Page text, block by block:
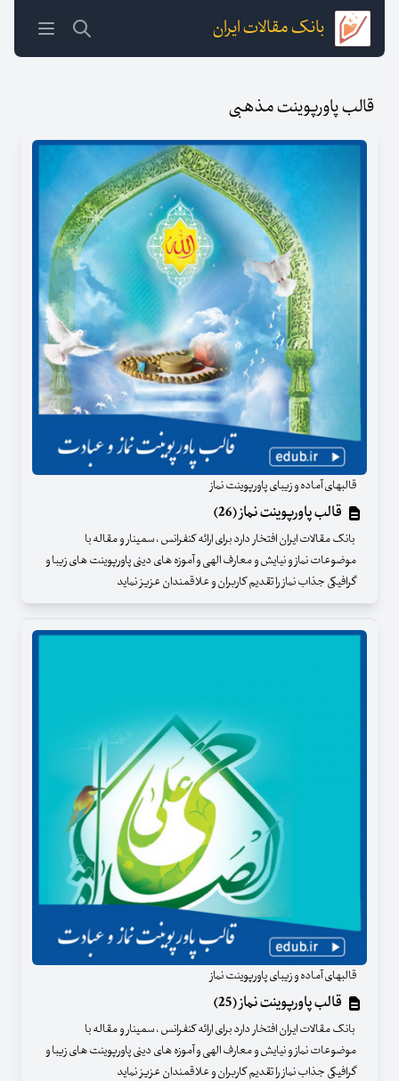
بانک مقالات ایران
قالب پاورپوینت مذهبی
قالبهای آماده و زیبای پاورپوینت نماز
قالب پاورپوینت نماز (26)
بانک مقالات ایران افتخار دارد برای ارائه کنفرانس ، سمینار و مقاله با
موضوعات نماز و نیایش و معارف الهی و آموزه های دینی پاورپوینت های زیبا و
گرافیکی جذاب نماز را تقدیم کاربران و علاقمندان عزیز نماید
قالبهای آماده و زیبای پاورپوینت نماز
قالب پاورپوینت نماز (25)
بانک مقالات ایران افتخار دارد برای ارائه کنفرانس ، سمینار و مقاله با
موضوعات نماز و نیایش و معارف الهی و آموزه های دینی پاورپوینت های زیبا و
گرافیکی جذاب نماز را تقدیم کاربران و علاقمندان عزیز نماید